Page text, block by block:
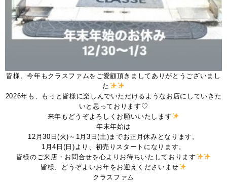
皆様、今年もクラスファムをご愛顧頂きましてありがとうございまし
た
2026年も、もっと皆様に楽しんでいただけるようなお店にしていきた
いと思っております♡
来年もどうぞよろしくお願いいたします
年末年始は
12月30日(火)～1月3日(土)までお正月休みとなります。
1月4日(日)より、初売りスタートになります。
皆様のご来店・お問合せを心よりお待ちいたしております
皆様、どうぞよいお年をお迎えくださいませ
クラスファム